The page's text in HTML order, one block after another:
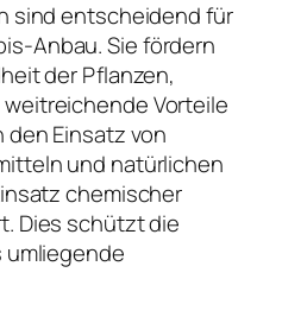
sind entscheidend für
Anbau. Sie fördern
der Pflanzen,
Vorteile
den Einsatz von
und natürlichen
chemischer
Dies schützt die
umliegende